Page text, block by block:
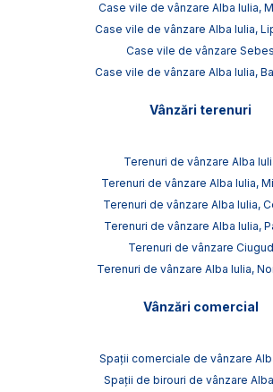
Case vile de vânzare Alba Iulia,
Case vile de vânzare Alba Iulia,
Case vile de vânzare Sebes
Case vile de vânzare Alba Iulia,
Vânzări terenuri
Terenuri de vânzare Alba
Terenuri de vânzare Alba Iulia,
Terenuri de vânzare Alba Iulia,
Terenuri de vânzare Alba Iulia,
Terenuri de vânzare Ciugud
Terenuri de vânzare Alba Iulia,
Vânzări comercial
Spații comerciale de vânzare
Spații de birouri de vânzare